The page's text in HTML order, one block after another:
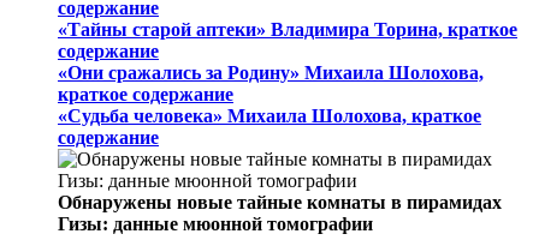
содержание
«Тайны старой аптеки» Владимира Торина, краткое
содержание
«Они сражались за Родину» Михаила Шолохова,
краткое содержание
«Судьба человека» Михаила Шолохова, краткое
содержание
Обнаружены новые тайные комнаты в пирамидах
Гизы: данные мюонной томографии